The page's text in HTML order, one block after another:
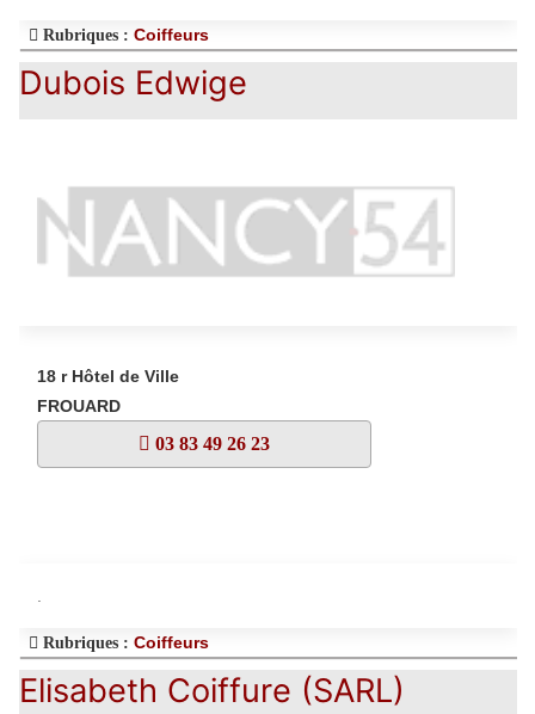
Rubriques : Coiffeurs
Dubois Edwige
18 r Hôtel de Ville
FROUARD
03 83 49 26 23
.
Rubriques : Coiffeurs
Elisabeth Coiffure (SARL)